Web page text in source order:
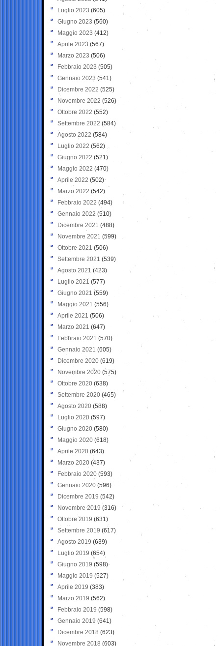
Luglio 2023 (605)
Giugno 2023 (560)
Maggio 2023 (412)
Aprile 2023 (567)
Marzo 2023 (506)
Febbraio 2023 (505)
Gennaio 2023 (541)
Dicembre 2022 (525)
Novembre 2022 (526)
Ottobre 2022 (552)
Settembre 2022 (584)
Agosto 2022 (584)
Luglio 2022 (562)
Giugno 2022 (521)
Maggio 2022 (470)
Aprile 2022 (502)
Marzo 2022 (542)
Febbraio 2022 (494)
Gennaio 2022 (510)
Dicembre 2021 (488)
Novembre 2021 (599)
Ottobre 2021 (506)
Settembre 2021 (539)
Agosto 2021 (423)
Luglio 2021 (577)
Giugno 2021(559)
Maggio 2021 (556)
Aprile 2021 (506)
Marzo 2021 (647)
Febbraio 2021 (570)
Gennaio 2021 (605)
Dicembre 2020 (619)
Novembre 2020 (575)
Ottobre 2020 (638)
Settembre 2020(465)
Agosto 2020 (588)
Luglio 2020 (597)
Giugno 2020 (580)
Maggio 2020 (618)
Aprile 2020 (643)
Marzo 2020 (437)
Febbraio 2020 (593)
Gennaio 2020 (596)
Dicembre 2019 (542)
Novembre 2019 (316)
Ottobre 2019 (631)
Settembre 2019 (617)
Agosto 2019 (639)
Luglio 2019 (654)
Giugno 2019 (598)
Maggio 2019 (527)
Aprile 2019 (383)
Marzo 2019 (562)
Febbraio 2019 (598)
Gennaio 2019 (641)
Dicembre 2018 (623)
Novembre 2018 (603)